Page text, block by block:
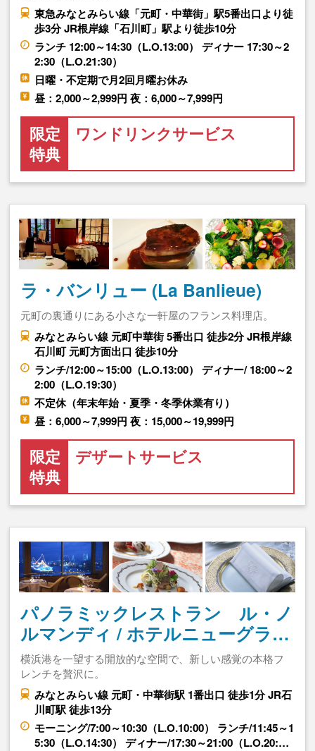
東急みなとみらい線「元町・中華街」駅5番出口より徒
歩3分 JR根岸線「石川町」駅より徒歩10分
ランチ 12:00～14:30（L.O.13:00） ディナー 17:30～2
2:30（L.O.21:30）
日曜・不定期で月2回月曜お休み
昼：2,000～2,999円 夜：6,000～7,999円
限定
特典
ワンドリンクサービス
ラ・バンリュー (La Banlieue)
元町の裏通りにある小さな一軒屋のフランス料理店。
みなとみらい線 元町中華街 5番出口 徒歩2分 JR根岸線
石川町 元町方面出口 徒歩10分
ランチ/12:00～15:00（L.O.13:00） ディナー/ 18:00～2
2:00（L.O.19:30）
不定休（年末年始・夏季・冬季休業有り）
昼：6,000～7,999円 夜：15,000～19,999円
限定
特典
デザートサービス
パノラミックレストラン ル・ノ
ルマンディ / ホテルニューグラ…
横浜港を一望する開放的な空間で、新しい感覚の本格フ
レンチを贅沢に。
みなとみらい線 元町・中華街駅 1番出口 徒歩1分 JR石
川町駅 徒歩13分
モーニング/7:00～10:30（L.O.10:00） ランチ/11:45～1
5:30（L.O.14:30） ディナー/17:30～21:00（L.O.20:…